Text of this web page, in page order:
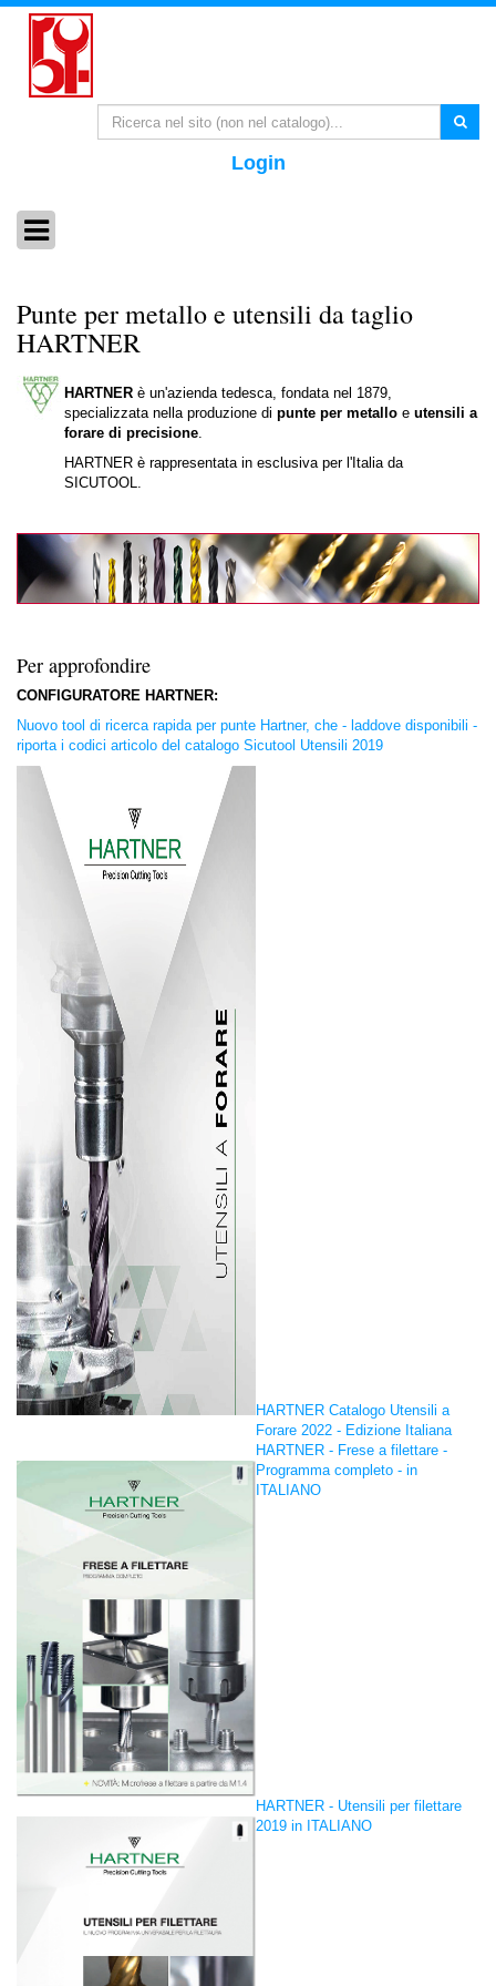
Login
Punte per metallo e utensili da taglio
HARTNER
HARTNER è un'azienda tedesca, fondata nel 1879,
specializzata nella produzione di punte per metallo e utensili a
forare di precisione.
HARTNER è rappresentata in esclusiva per l'Italia da
SICUTOOL.
Per approfondire
CONFIGURATORE HARTNER:
Nuovo tool di ricerca rapida per punte Hartner, che - laddove disponibili -
riporta i codici articolo del catalogo Sicutool Utensili 2019
HARTNER Catalogo Utensili a
Forare 2022 - Edizione Italiana
HARTNER - Frese a filettare -
Programma completo - in
ITALIANO
HARTNER - Utensili per filettare
2019 in ITALIANO